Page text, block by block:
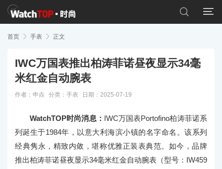


首页  手表  正文
IWC万国表推出柏涛菲诺昼夜显示34毫
米红金自动腕表
作者：申垚 分类： 手表 日期：2025-07-19
WatchTOP时尚消息： IWC万国表Portofino柏涛菲诺系
列诞生于1984年，以意大利海滨小镇的名字命名。该系列
经典隽永，精致内敛，堪称优雅正装表典范。如今，品牌
推出柏涛菲诺昼夜显示34毫米红金自动腕表（型号：IW459